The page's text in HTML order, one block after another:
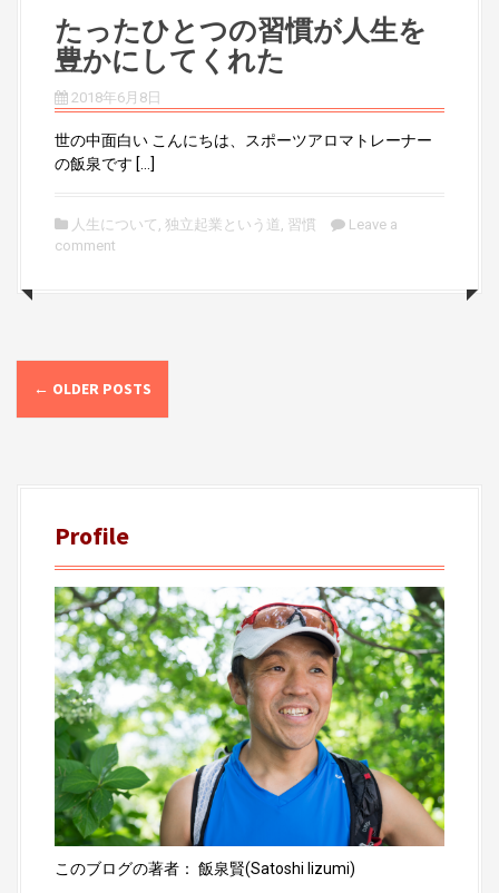
たったひとつの習慣が人生を
豊かにしてくれた
2018年6月8日
世の中面白い こんにちは、スポーツアロマトレーナー
の飯泉です […]
人生について 独立起業という道 習慣
Leave a
comment
← OLDER POSTS
Profile
このブログの著者： 飯泉賢(Satoshi Iizumi)